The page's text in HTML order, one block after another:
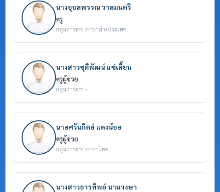
นางอุบลพรรณ วาลมนตรี
ครู
กลุ่มสาระฯ: ภาษาต่างประเทศ
นางสาวชุติพัฒน์ แซ่เลี้ยน
ครูผู้ช่วย
กลุ่มสาระฯ: -
นายศรันกิตย์ แดงน้อย
ครูผู้ช่วย
กลุ่มสาระฯ: ภาษาไทย
นางสาวธารทิพย์ นามวงษา